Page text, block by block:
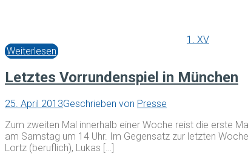
1. XV
Weiterlesen
Letztes Vorrundenspiel in München
25. April 2013Geschrieben von Presse
Zum zweiten Mal innerhalb einer Woche reist die erste
am Samstag um 14 Uhr. Im Gegensatz zur letzten
Lortz (beruflich), Lukas […]